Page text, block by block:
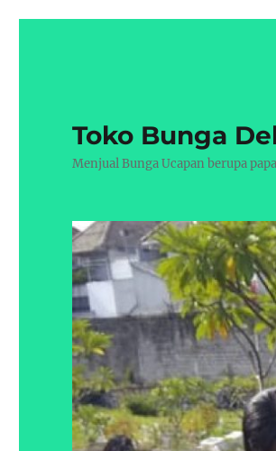
Toko Bunga
Menjual Bunga Ucapan berupa